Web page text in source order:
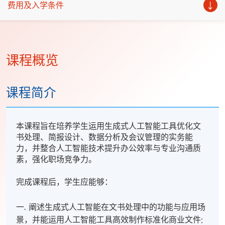
费用及入学条件
课程概览
课程简介
本课程旨在培养学生运用生成式人工智能工具优化文
书处理、简报设计、数据分析及会议管理的实务能
力，并整合人工智能技术提升办公效率与专业沟通质
素，强化职场竞争力。
完成课程后，学生应能够：
一. 阐述生成式人工智能在文书处理中的功能与应用场
景，并能运用人工智能工具高效制作标准化商业文件;